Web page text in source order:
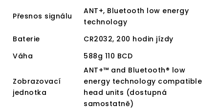
Přesnos signálu
ANT+, Bluetooth low energy
technology
Baterie
CR2032, 200 hodin jízdy
Váha
588g 110 BCD
Zobrazovací
jednotka
ANT+™ and Bluetooth® low
energy technology compatible
head units (dostupná
samostatně)